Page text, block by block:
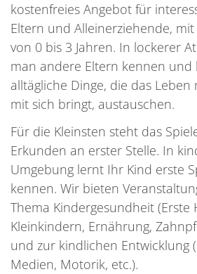
kostenfreies Angebot für
Eltern und Alleinerziehende,
von 0 bis 3 Jahren. In lockerer
man andere Eltern kennen und
alltägliche Dinge, die das
mit sich bringt, austauschen.
Für die Kleinsten steht das
Erkunden an erster Stelle. In
Umgebung lernt Ihr Kind erste
kennen. Wir bieten
Thema Kindergesundheit (Erste
Kleinkindern, Ernährung,
und zur kindlichen Entwicklung
Medien, Motorik, etc.).